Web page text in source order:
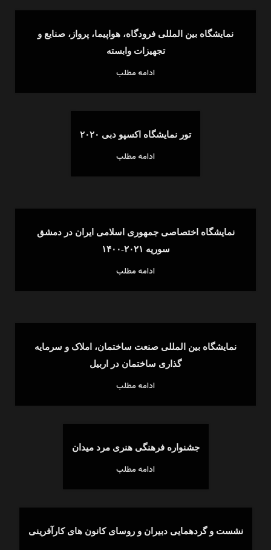
نمایشگاه بین المللی فرودگاه، هواپیما، پرواز، صنایع و
تجهیزات وابسته
ادامه مطلب
تور نمایشگاه اکسپو دبی ۲۰۲۰
ادامه مطلب
نمایشگاه اختصاصی جمهوری اسلامی ایران در دمشق
سوریه ۲۰۲۱-۱۴۰۰
ادامه مطلب
نمایشگاه بین المللی صنعت ساختمان، املاک و سرمایه
گذاری ساختمان در اربیل
ادامه مطلب
جشنواره فرهنگی هنری مرد میدان
ادامه مطلب
نشست و گردهمایی دبیران و روسای کانون های کارآفرینی